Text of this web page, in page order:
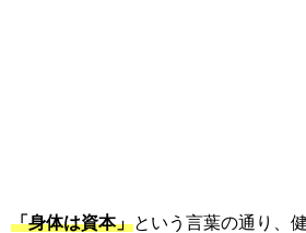
「身体は資本」という言葉の通り、